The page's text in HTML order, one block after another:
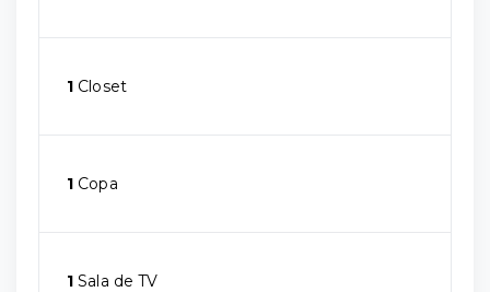
1 Closet
1 Copa
1 Sala de TV